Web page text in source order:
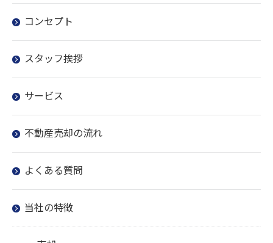
コンセプト
スタッフ挨拶
サービス
不動産売却の流れ
よくある質問
当社の特徴